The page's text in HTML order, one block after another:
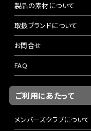
製品の素材について
取扱ブランドについて
お問合せ
FAQ
ご利用にあたって
メンバーズクラブについて